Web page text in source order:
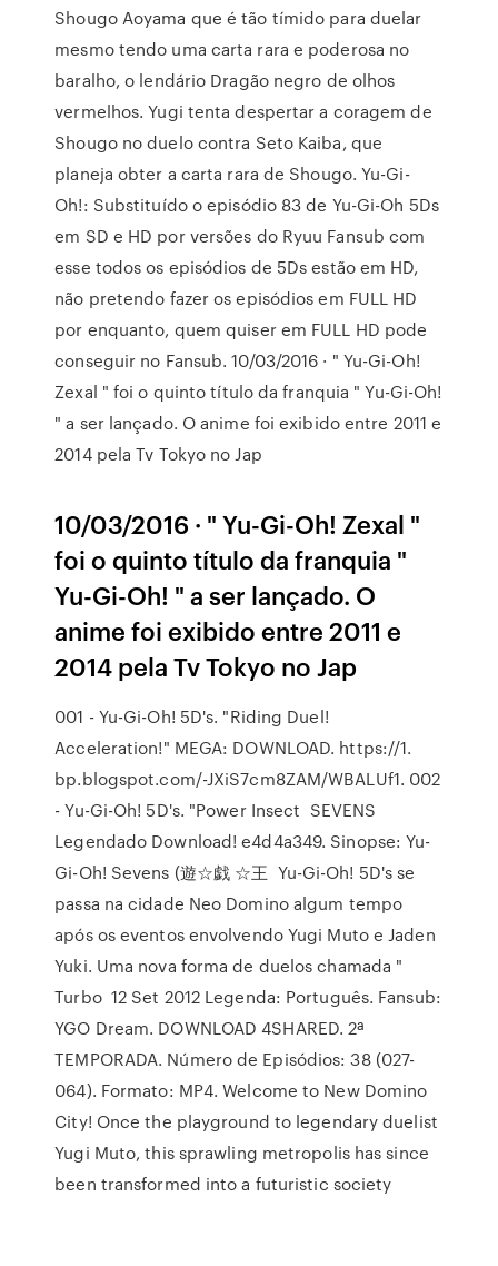
Shougo Aoyama que é tão tímido para duelar
mesmo tendo uma carta rara e poderosa no
baralho, o lendário Dragão negro de olhos
vermelhos. Yugi tenta despertar a coragem de
Shougo no duelo contra Seto Kaiba, que
planeja obter a carta rara de Shougo. Yu-Gi-
Oh!: Substituído o episódio 83 de Yu-Gi-Oh 5Ds
em SD e HD por versões do Ryuu Fansub com
esse todos os episódios de 5Ds estão em HD,
não pretendo fazer os episódios em FULL HD
por enquanto, quem quiser em FULL HD pode
conseguir no Fansub. 10/03/2016 · " Yu-Gi-Oh!
Zexal " foi o quinto título da franquia " Yu-Gi-Oh!
" a ser lançado. O anime foi exibido entre 2011 e
2014 pela Tv Tokyo no Jap
10/03/2016 · " Yu-Gi-Oh! Zexal "
foi o quinto título da franquia "
Yu-Gi-Oh! " a ser lançado. O
anime foi exibido entre 2011 e
2014 pela Tv Tokyo no Jap
001 - Yu-Gi-Oh! 5D's. "Riding Duel!
Acceleration!" MEGA: DOWNLOAD. https://1.
bp.blogspot.com/-JXiS7cm8ZAM/WBALUf1. 002
- Yu-Gi-Oh! 5D's. "Power Insect SEVENS
Legendado Download! e4d4a349. Sinopse: Yu-
Gi-Oh! Sevens (遊☆戯 ☆王 Yu-Gi-Oh! 5D's se
passa na cidade Neo Domino algum tempo
após os eventos envolvendo Yugi Muto e Jaden
Yuki. Uma nova forma de duelos chamada "
Turbo 12 Set 2012 Legenda: Português. Fansub:
YGO Dream. DOWNLOAD 4SHARED. 2ª
TEMPORADA. Número de Episódios: 38 (027-
064). Formato: MP4. Welcome to New Domino
City! Once the playground to legendary duelist
Yugi Muto, this sprawling metropolis has since
been transformed into a futuristic society